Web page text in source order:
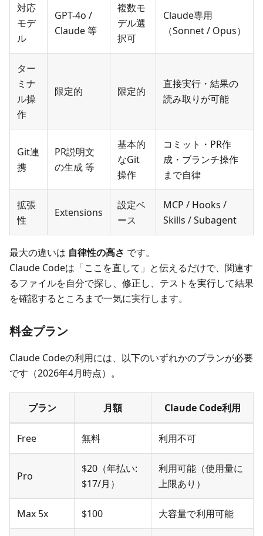
対応
モデ
ル
GPT-4o /
Claude 等
複数モ
デル選
択可
Claude専用
（Sonnet / Opus）
ター
ミナ
ル操
作
限定的 限定的
直接実行・結果の
読み取りが可能
Git連
携
PR説明文
の生成 等
基本的
なGit
操作
コミット・PR作
成・ブランチ操作
まで自律
拡張
性
Extensions
設定ベ
ース
MCP / Hooks /
Skills / Subagent
最大の違いは 自律性の高さ です。
Claude Codeは「ここを直して」と伝えるだけで、関連す
るファイルを自分で探し、修正し、テストを実行して結果
を確認するところまで一気に実行します。
料金プラン
Claude Codeの利用には、以下のいずれかのプランが必要
です（2026年4月時点）。
プラン 月額 Claude Code利用
Free 無料 利用不可
Pro
$20（年払い:
$17/月）
利用可能（使用量に
上限あり）
Max 5x $100 大容量で利用可能